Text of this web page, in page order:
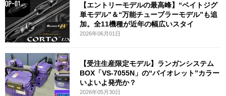
【エントリーモデルの最高峰】“ベイトジグ
単モデル”＆“万能チューブラーモデル”も追
加。全11機種が近年の幅広いスタイ
2026年06月01日
【受注生産限定モデル】ランガンシステム
BOX「VS-7055N」の“バイオレット”カラー
いよいよ発売か？
2026年05月30日